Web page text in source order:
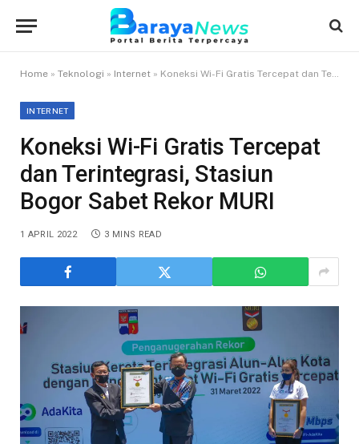
Home » Teknologi » Internet » Koneksi Wi-Fi Gratis Tercepat dan Terintegrasi, Stasiun Bogor Sabet Rekor MURI
INTERNET
Koneksi Wi-Fi Gratis Tercepat
dan Terintegrasi, Stasiun
Bogor Sabet Rekor MURI
1 APRIL 2022 3 MINS READ